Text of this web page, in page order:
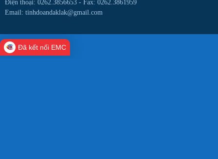
Điện thoại: 0262.3856653 - Fax: 0262.3861959
Email: tinhdoandaklak@gmail.com
Đã kết nối EMC